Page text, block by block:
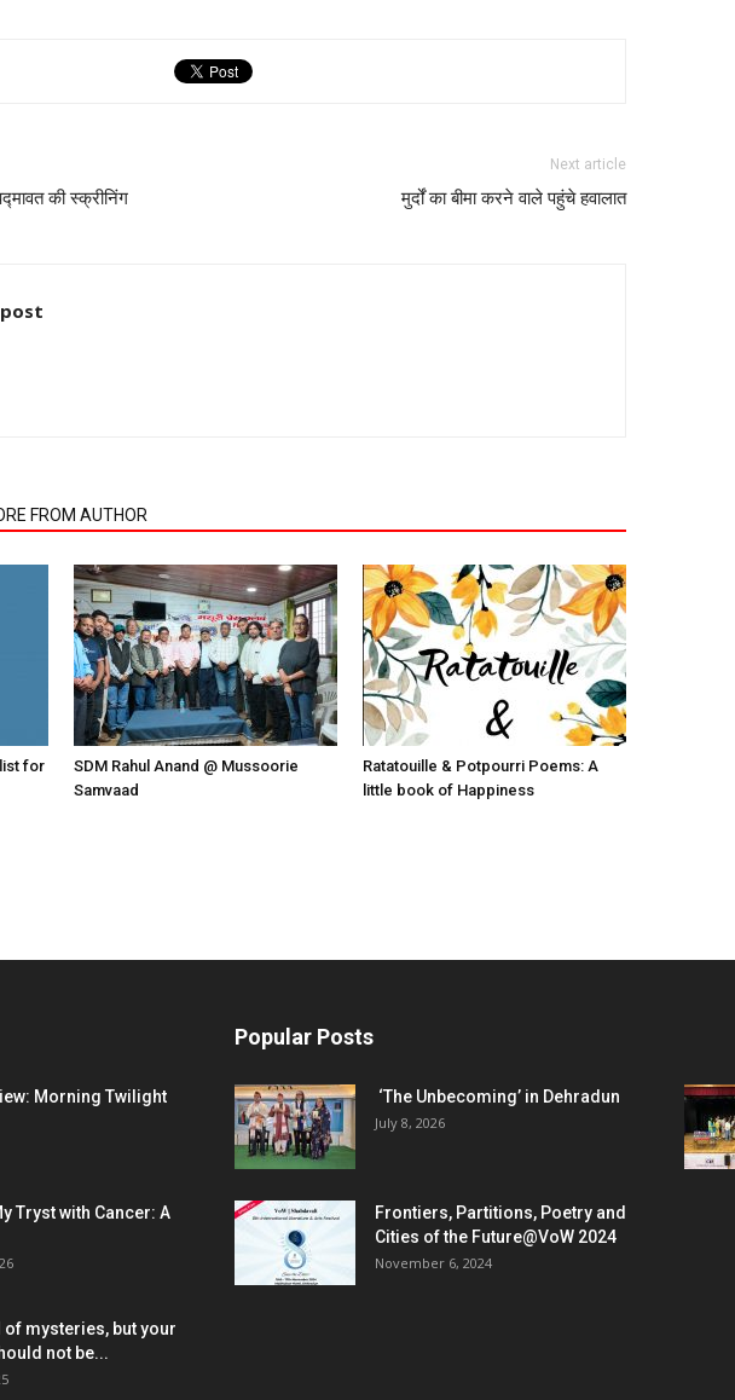
की स्क्रीनिंग
Next article
मुर्दों का बीमा करने वाले पहुंचे हवालात
FROM AUTHOR
for
SDM Rahul Anand @ Mussoorie
Samvaad
Ratatouille & Potpourri Poems: A
little book of Happiness
Morning Twilight
Tryst with Cancer: A
of mysteries, but your
not be...
Popular Posts
‘The Unbecoming’ in Dehradun
July 8, 2026
Frontiers, Partitions, Poetry and
Cities of the Future@VoW 2024
November 6, 2024